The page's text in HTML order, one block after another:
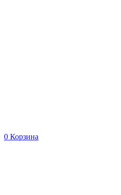
0 Корзина